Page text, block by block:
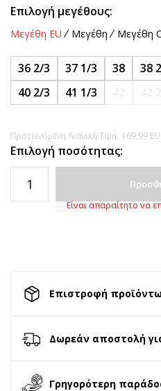
Επιλογή μεγέθους:
Μεγέθη EU Μεγέθη Μεγέθη
36 2/3 37 1/3 38 38
40 2/3
41 1/3
Προτεινόμενη Λιανική Τιμή: 169,99
Επιλογή ποσότητας:
Είναι απαραίτητο να
Επιστροφή
Δωρεάν αποστολή
Γρηγορότερη